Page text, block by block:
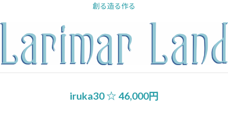
を
プ
創る造る作る
iruka30 ☆ 46,000円